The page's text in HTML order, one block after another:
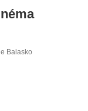
Balasko